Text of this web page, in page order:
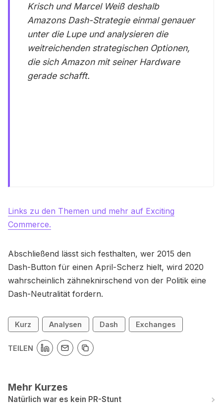
Krisch und Marcel Weiß deshalb
Amazons Dash-Strategie einmal genauer
unter die Lupe und analysieren die
weitreichenden strategischen Optionen,
die sich Amazon mit seiner Hardware
gerade schafft.
Links zu den Themen und mehr auf Exciting
Commerce.
Abschließend lässt sich festhalten, wer 2015 den
Dash-Button für einen April-Scherz hielt, wird 2020
wahrscheinlich zähneknirschend von der Politik eine
Dash-Neutralität fordern.
Kurz Analysen Dash Exchanges
TEILEN
Mehr Kurzes
Natürlich war es kein PR-Stunt